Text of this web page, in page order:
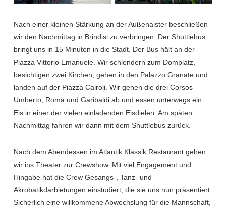
Nach einer kleinen Stärkung an der Außenalster beschließen
wir den Nachmittag in Brindisi zu verbringen. Der Shuttlebus
bringt uns in 15 Minuten in die Stadt. Der Bus hält an der
Piazza Vittorio Emanuele. Wir schlendern zum Domplatz,
besichtigen zwei Kirchen, gehen in den Palazzo Granate und
landen auf der Piazza Cairoli. Wir gehen die drei Corsos
Umberto, Roma und Garibaldi ab und essen unterwegs ein
Eis in einer der vielen einladenden Eisdielen. Am späten
Nachmittag fahren wir dann mit dem Shuttlebus zurück.
Nach dem Abendessen im Atlantik Klassik Restaurant gehen
wir ins Theater zur Crewshow. Mit viel Engagement und
Hingabe hat die Crew Gesangs-, Tanz- und
Akrobatikdarbietungen einstudiert, die sie uns nun präsentiert.
Sicherlich eine willkommene Abwechslung für die Mannschaft,